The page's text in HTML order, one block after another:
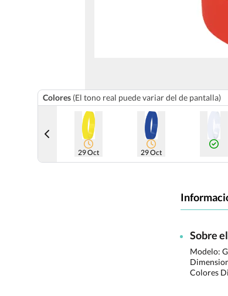
Colores (El tono real puede variar del de pantalla)
29 Oct 29 Oct
Sobre
Modelo:
Colores